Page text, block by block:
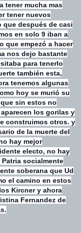
tener mucha mas
tener nuevos
que después de casi
en solo 9 iban a
que empezó a hacer
nos dejo bastante
para tenerlo
también esta,
tenemos algunas
hoy se murió su
sin estos no
los gorilas y
construimos otros. y
de la muerte del
hay mejor
electo, no hay
socialmente
soberana que Ud
el camino en estos
Kircner y ahora
Fernandez de